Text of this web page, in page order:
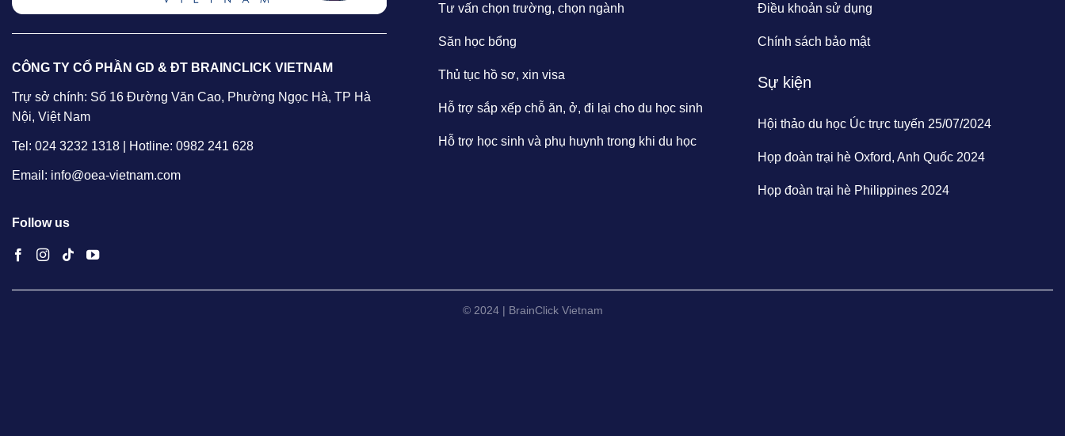
CÔNG TY CỔ PHẦN GD & ĐT BRAINCLICK VIETNAM
Trự sở chính: Số 16 Đường Văn Cao, Phường Ngọc Hà, TP Hà
Nội, Việt Nam
Tel: 024 3232 1318 | Hotline: 0982 241 628
Email: info@oea-vietnam.com
Follow us
Tư vấn chọn trường, chọn ngành
Săn học bổng
Thủ tục hồ sơ, xin visa
Hỗ trợ sắp xếp chỗ ăn, ở, đi lại cho du học sinh
Hỗ trợ học sinh và phụ huynh trong khi du học
Điều khoản sử dụng
Chính sách bảo mật
Sự kiện
Hội thảo du học Úc trực tuyến 25/07/2024
Họp đoàn trại hè Oxford, Anh Quốc 2024
Họp đoàn trại hè Philippines 2024
© 2024 | BrainClick Vietnam